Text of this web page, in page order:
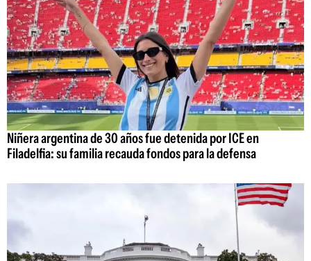
Niñera argentina de 30 años fue detenida por ICE en
Filadelfia: su familia recauda fondos para la defensa